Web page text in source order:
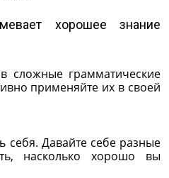
хорошее знание
сложные грамматические
применяйте их в своей
себя. Давайте себе разные
насколько хорошо вы